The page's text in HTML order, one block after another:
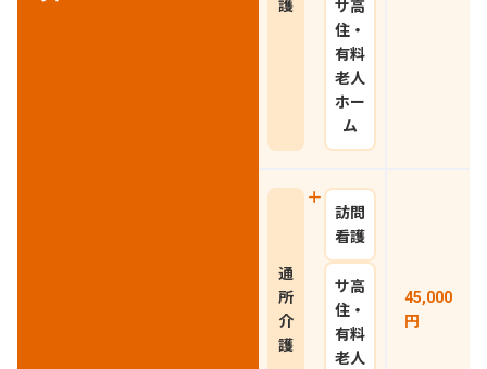
護
サ高
住・
有料
老人
ホー
ム
通
所
介
護
訪問
看護
サ高
住・
有料
老人
45,000
円